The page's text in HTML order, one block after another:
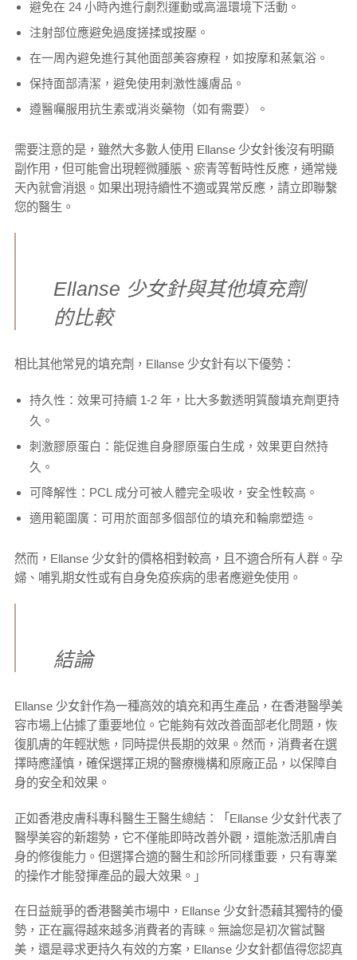
避免在 24 小時內進行劇烈運動或高溫環境下活動。
注射部位應避免過度搓揉或按壓。
在一周內避免進行其他面部美容療程，如按摩和蒸氣浴。
保持面部清潔，避免使用刺激性護膚品。
遵醫囑服用抗生素或消炎藥物（如有需要）。
需要注意的是，雖然大多數人使用 Ellanse 少女針後沒有明顯
副作用，但可能會出現輕微腫脹、瘀青等暫時性反應，通常幾
天內就會消退。如果出現持續性不適或異常反應，請立即聯繫
您的醫生。
Ellanse 少女針與其他填充劑
的比較
相比其他常見的填充劑，Ellanse 少女針有以下優勢：
持久性：效果可持續 1-2 年，比大多數透明質酸填充劑更持
久。
刺激膠原蛋白：能促進自身膠原蛋白生成，效果更自然持
久。
可降解性：PCL 成分可被人體完全吸收，安全性較高。
適用範圍廣：可用於面部多個部位的填充和輪廓塑造。
然而，Ellanse 少女針的價格相對較高，且不適合所有人群。孕
婦、哺乳期女性或有自身免疫疾病的患者應避免使用。
結論
Ellanse 少女針作為一種高效的填充和再生產品，在香港醫學美
容市場上佔據了重要地位。它能夠有效改善面部老化問題，恢
復肌膚的年輕狀態，同時提供長期的效果。然而，消費者在選
擇時應謹慎，確保選擇正規的醫療機構和原廠正品，以保障自
身的安全和效果。
正如香港皮膚科專科醫生王醫生總結：「Ellanse 少女針代表了
醫學美容的新趨勢，它不僅能即時改善外觀，還能激活肌膚自
身的修復能力。但選擇合適的醫生和診所同樣重要，只有專業
的操作才能發揮產品的最大效果。」
在日益競爭的香港醫美市場中，Ellanse 少女針憑藉其獨特的優
勢，正在贏得越來越多消費者的青睐。無論您是初次嘗試醫
美，還是尋求更持久有效的方案，Ellanse 少女針都值得您認真